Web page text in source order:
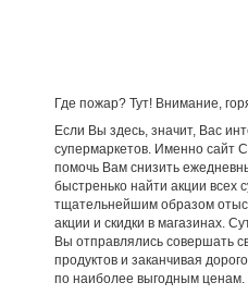
Где пожар? Тут! Внимание,
Если Вы здесь, значит, Вас
супермаркетов. Именно сайт
помочь Вам снизить
быстренько найти акции всех
тщательнейшим образом
акции и скидки в магазинах.
Вы отправлялись совершать
продуктов и заканчивая
по наиболее выгодным ценам.